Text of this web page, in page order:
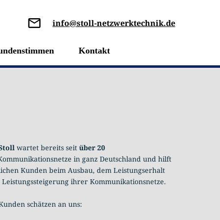
info@stoll-netzwerktechnik.de
Kontakt
wartet bereits seitüber 20
in ganz Deutschland und hilft
Kunden beim Ausbau, dem Leistungserhalt
ihrer Kommunikationsnetze.
schätzen an uns: